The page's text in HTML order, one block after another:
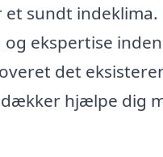
sundt
ekspertise
det
hjælpe dig